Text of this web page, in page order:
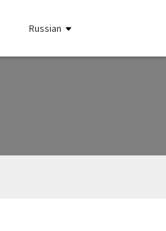
Russian